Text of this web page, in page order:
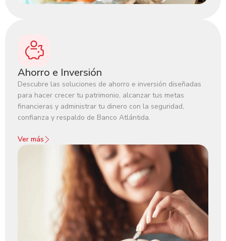
Ahorro e Inversión
Descubre las soluciones de ahorro e inversión diseñadas
para hacer crecer tu patrimonio, alcanzar tus metas
financieras y administrar tu dinero con la seguridad,
confianza y respaldo de Banco Atlántida.‍
Ver más